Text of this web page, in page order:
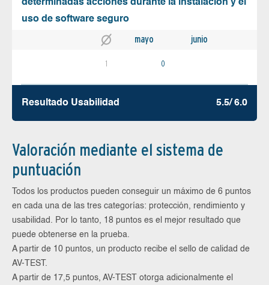
determinadas acciones durante la instalación y el
uso de software seguro
mayo junio
1 0
Resultado Usabilidad 5.5/ 6.0
Valoración mediante el sistema de
puntuación
Todos los productos pueden conseguir un máximo de 6 puntos
en cada una de las tres categorías: protección, rendimiento y
usabilidad. Por lo tanto, 18 puntos es el mejor resultado que
puede obtenerse en la prueba.
A partir de 10 puntos, un producto recibe el sello de calidad de
AV-TEST.
A partir de 17,5 puntos, AV-TEST otorga adicionalmente el